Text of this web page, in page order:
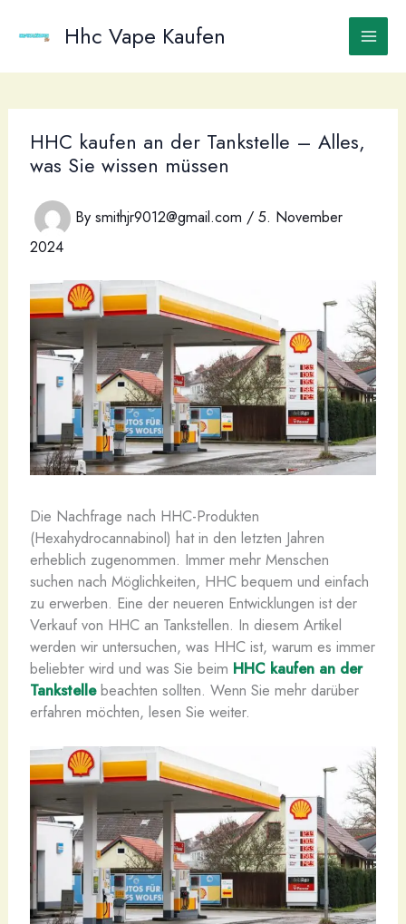
Hhc Vape Kaufen
HHC kaufen an der Tankstelle – Alles,
was Sie wissen müssen
By smithjr9012@gmail.com / 5. November
2024
Die Nachfrage nach HHC-Produkten
(Hexahydrocannabinol) hat in den letzten Jahren
erheblich zugenommen. Immer mehr Menschen
suchen nach Möglichkeiten, HHC bequem und einfach
zu erwerben. Eine der neueren Entwicklungen ist der
Verkauf von HHC an Tankstellen. In diesem Artikel
werden wir untersuchen, was HHC ist, warum es immer
beliebter wird und was Sie beim HHC kaufen an der
Tankstellebeachten sollten. Wenn Sie mehr darüber
erfahren möchten, lesen Sie weiter.